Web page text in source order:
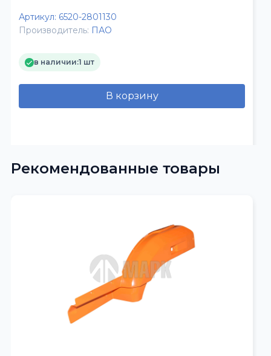
Артикул: 6520-2801130
Производитель: ПАО
в наличии:1 шт
В корзину
Рекомендованные товары